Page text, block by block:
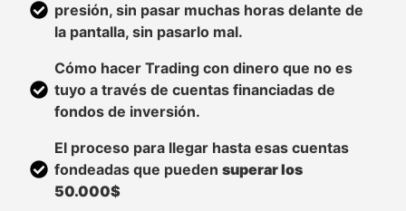
presión, sin pasar muchas horas delante de
la pantalla, sin pasarlo mal.
Cómo hacer Trading con dinero que no es
tuyo a través de cuentas financiadas de
fondos de inversión.
El proceso para llegar hasta esas cuentas
fondeadas que pueden superar los
50.000$